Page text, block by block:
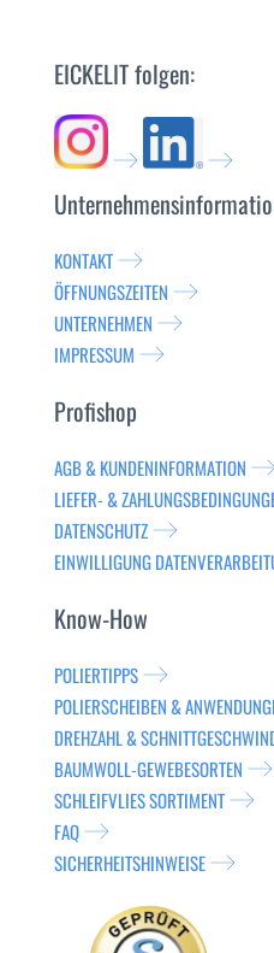
EICKELIT folgen:
KONTAKT
ÖFFNUNGSZEITEN
UNTERNEHMEN
IMPRESSUM
Profishop
AGB & KUNDENINFORMATION
LIEFER- &
DATENSCHUTZ
EINWILLIGUNG
Know-How
POLIERTIPPS
POLIERSCHEIBEN &
DREHZAHL &
BAUMWOLL-GEWEBESORTEN
SCHLEIFVLIES SORTIMENT
FAQ
SICHERHEITSHINWEISE